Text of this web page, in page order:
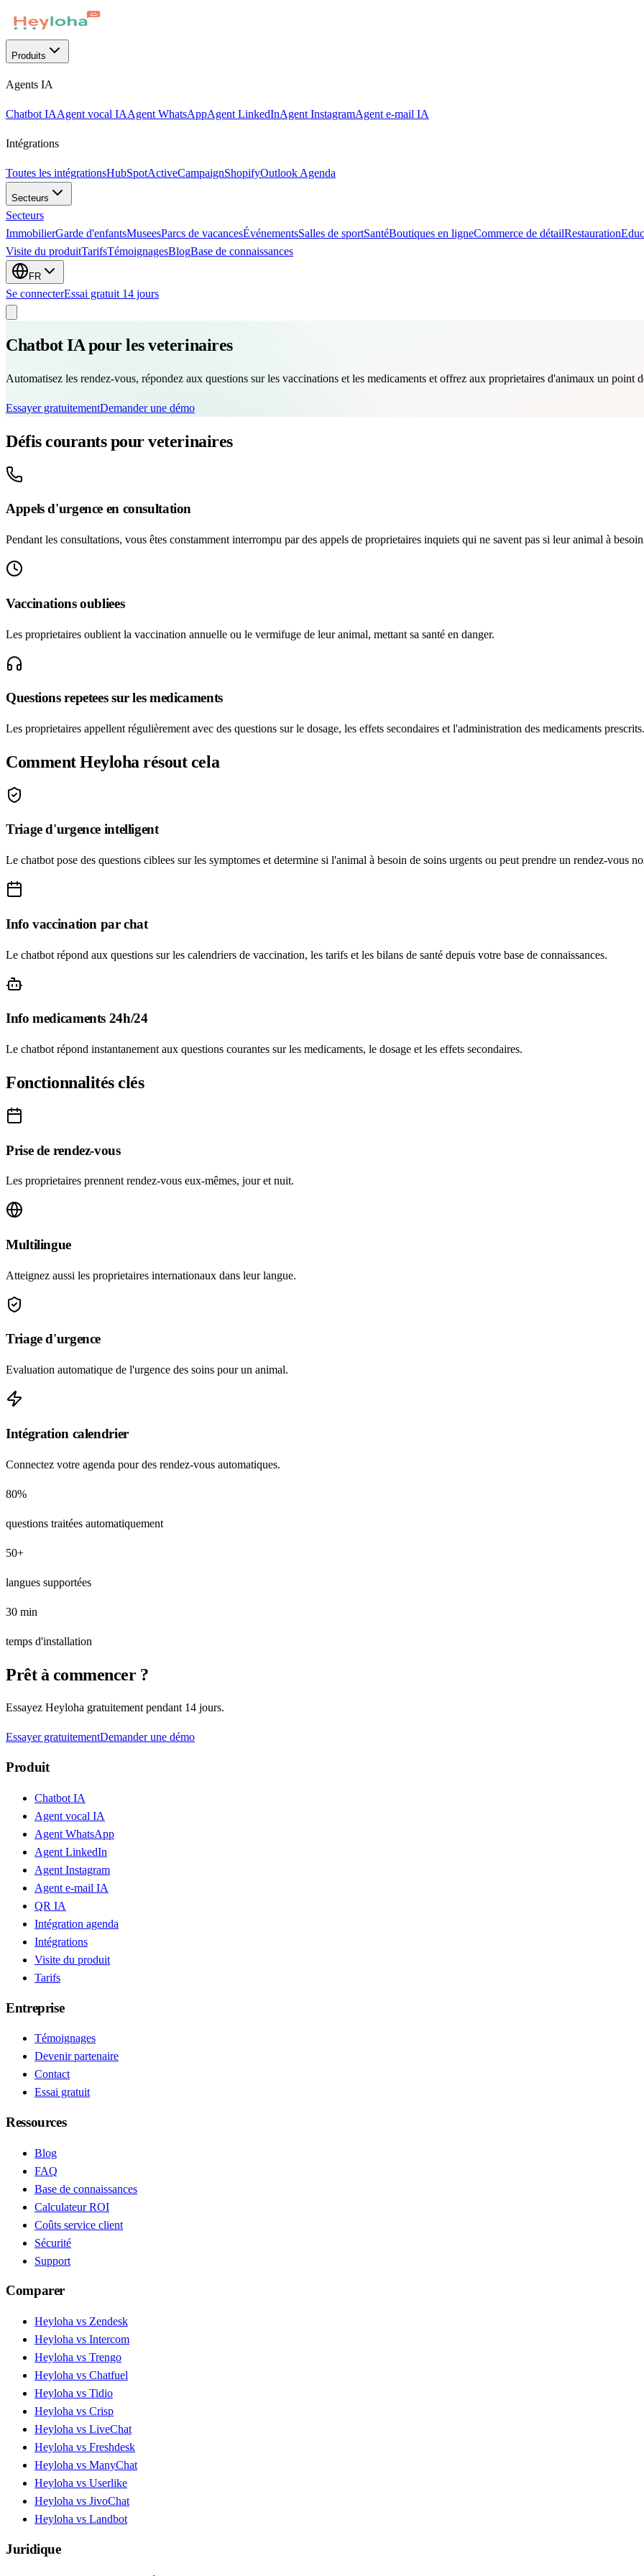
Produits
Agents IA
Chatbot IAAgent vocal IAAgent WhatsAppAgent LinkedInAgent InstagramAgent e-mail IA
Intégrations
Toutes les intégrationsHubSpotActiveCampaignShopifyOutlook Agenda
Secteurs
Secteurs
ImmobilierGarde d'enfantsMuseesParcs de vacancesÉvénementsSalles de sportSantéBoutiques en ligneCommerce de détailRestauration
Visite du produitTarifsTémoignagesBlogBase de connaissances
FR
Se connecterEssai gratuit 14 jours
Chatbot IA pour les veterinaires
Automatisez les rendez-vous, répondez aux questions sur les vaccinations et les medicaments et offrez aux proprietaires d'animaux un point
Essayer gratuitementDemander une démo
Défis courants pour veterinaires
Appels d'urgence en consultation
Pendant les consultations, vous êtes constamment interrompu par des appels de proprietaires inquiets qui ne savent pas si leur animal à
Vaccinations oubliees
Les proprietaires oublient la vaccination annuelle ou le vermifuge de leur animal, mettant sa santé en danger.
Questions repetees sur les medicaments
Les proprietaires appellent régulièrement avec des questions sur le dosage, les effets secondaires et l'administration des medicaments prescrits.
Comment Heyloha résout cela
Triage d'urgence intelligent
Le chatbot pose des questions ciblees sur les symptomes et determine si l'animal à besoin de soins urgents ou peut prendre un rendez-vous
Info vaccination par chat
Le chatbot répond aux questions sur les calendriers de vaccination, les tarifs et les bilans de santé depuis votre base de connaissances.
Info medicaments 24h/24
Le chatbot répond instantanement aux questions courantes sur les medicaments, le dosage et les effets secondaires.
Fonctionnalités clés
Prise de rendez-vous
Les proprietaires prennent rendez-vous eux-mêmes, jour et nuit.
Multilingue
Atteignez aussi les proprietaires internationaux dans leur langue.
Triage d'urgence
Evaluation automatique de l'urgence des soins pour un animal.
Intégration calendrier
Connectez votre agenda pour des rendez-vous automatiques.
80%
questions traitées automatiquement
50+
langues supportées
30 min
temps d'installation
Prêt à commencer ?
Essayez Heyloha gratuitement pendant 14 jours.
Essayer gratuitementDemander une démo
Produit
Chatbot IA
Agent vocal IA
Agent WhatsApp
Agent LinkedIn
Agent Instagram
Agent e-mail IA
QR IA
Intégration agenda
Intégrations
Visite du produit
Tarifs
Entreprise
Témoignages
Devenir partenaire
Contact
Essai gratuit
Ressources
Blog
FAQ
Base de connaissances
Calculateur ROI
Coûts service client
Sécurité
Support
Comparer
Heyloha vs Zendesk
Heyloha vs Intercom
Heyloha vs Trengo
Heyloha vs Chatfuel
Heyloha vs Tidio
Heyloha vs Crisp
Heyloha vs LiveChat
Heyloha vs Freshdesk
Heyloha vs ManyChat
Heyloha vs Userlike
Heyloha vs JivoChat
Heyloha vs Landbot
Juridique